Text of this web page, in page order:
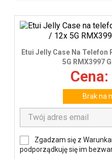
Etui Jelly Case Na Telefon
5G RMX3997
Cena:
Brak na
Zgadzam się z
podporządkuję się im